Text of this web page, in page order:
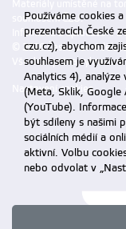
Jelínek Zdeněk
Jindra Petr
Ing. Ph.D.
souhlasem ČZU.
Informace o zpracování
© 2026 Česká
Všechna práva vyhrazena
Nastavení cookies
Používáme cookies
prezentacích České
czu.cz), abychom
souhlasem je
Analytics 4),
(Meta, Sklik, Google
(YouTube).
být sdíleny s našimi
sociálních médií a
aktivní. Volbu
nebo odvolat v